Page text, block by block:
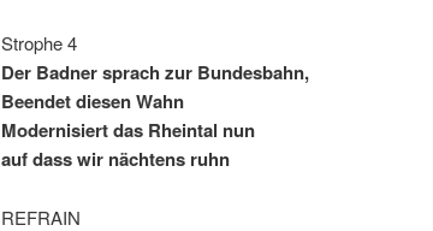
Strophe 4
Der Badner sprach zur Bundesbahn,
Beendet diesen Wahn
Modernisiert das Rheintal nun
auf dass wir nächtens ruhn
REFRAIN